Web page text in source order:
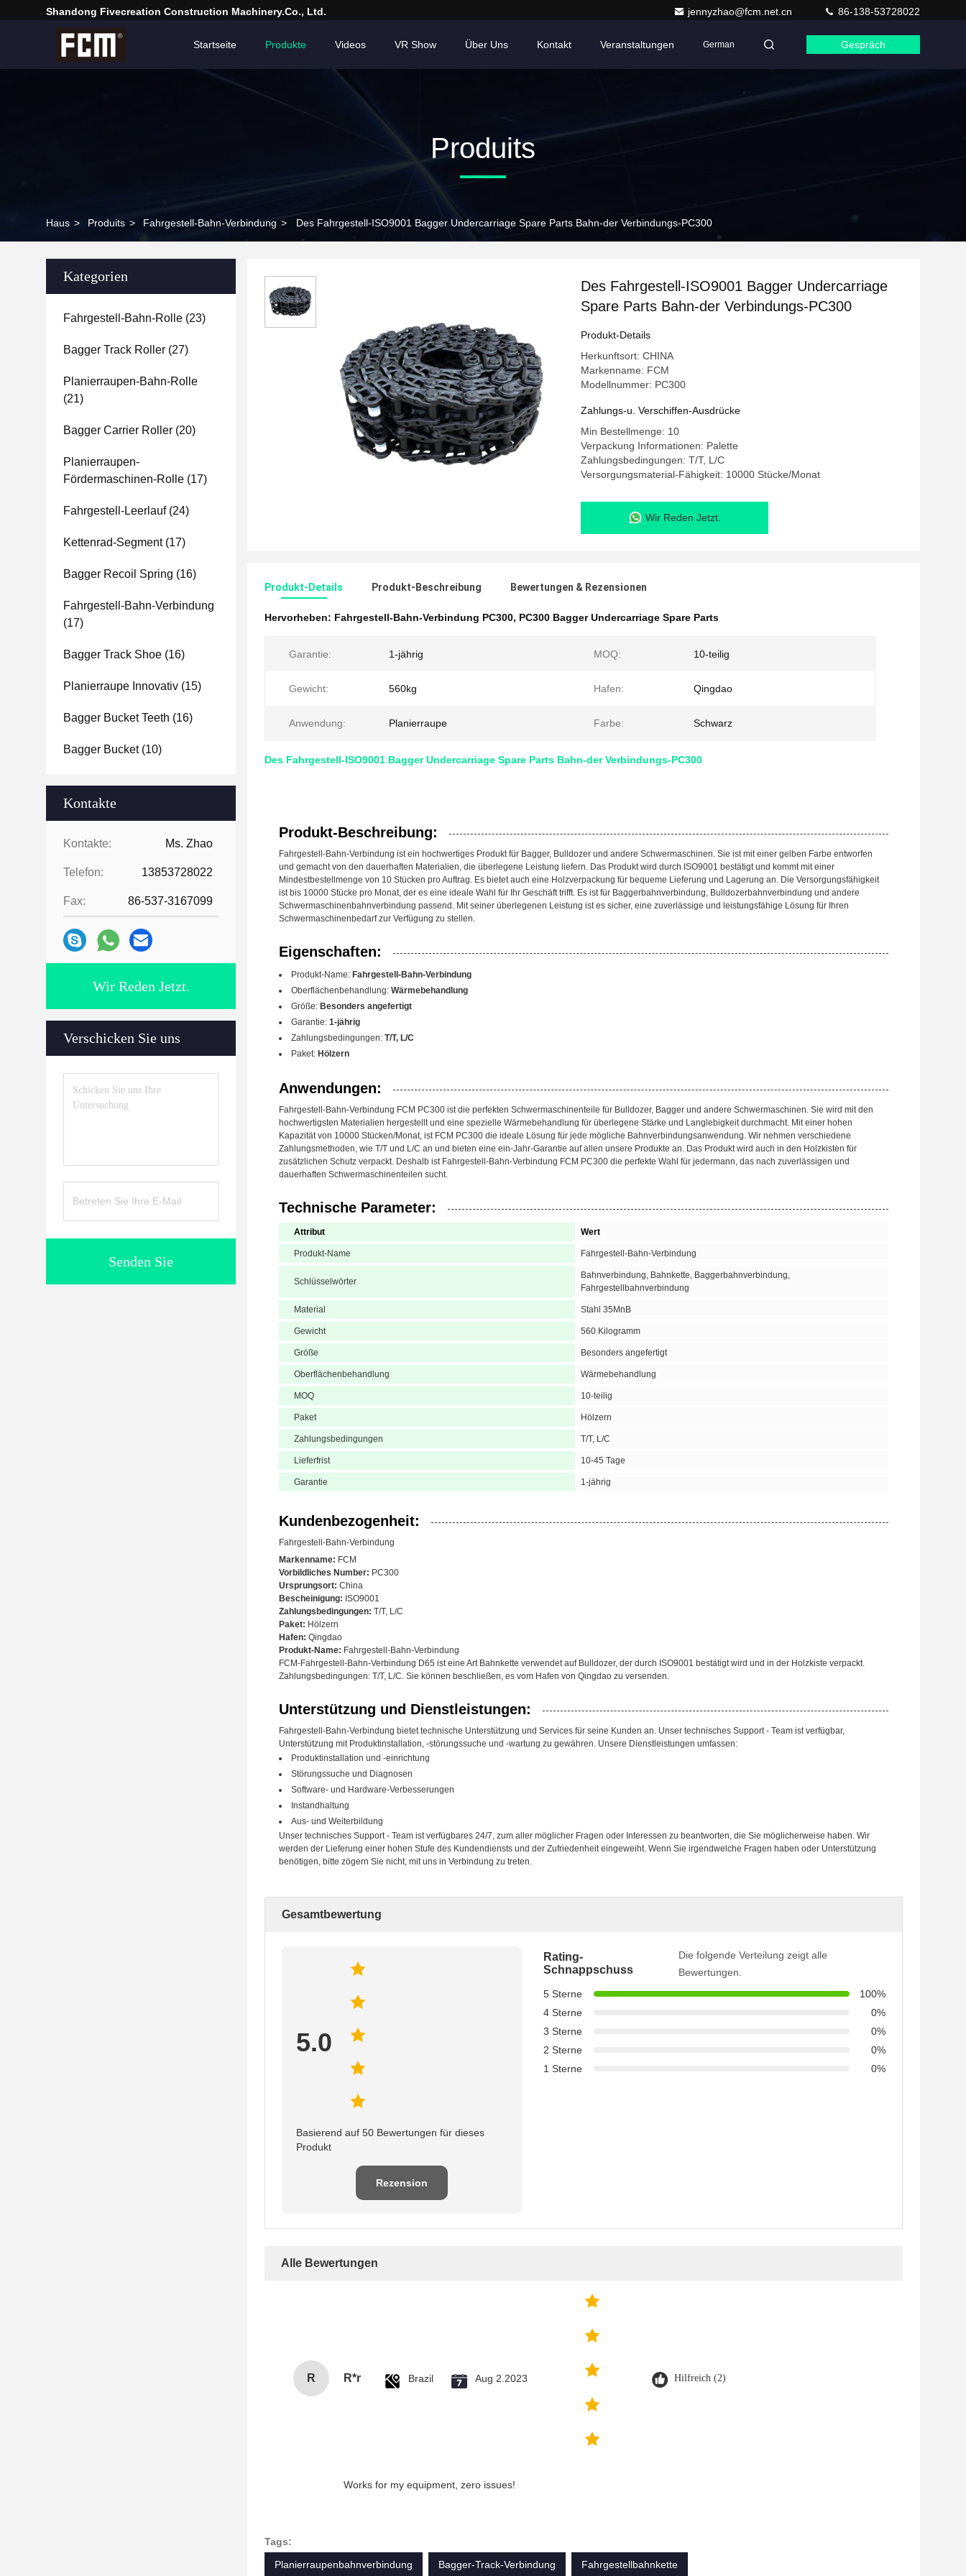
Shandong Fivecreation Construction Machinery.Co., Ltd. jennyzhao@fcm.net.cn 86-138-53728022
Startseite Produkte Videos VR Show Über Uns Kontakt Veranstaltungen German Gespräch
Produits
Haus > Produits > Fahrgestell-Bahn-Verbindung > Des Fahrgestell-ISO9001 Bagger Undercarriage Spare Parts Bahn-der Verbindungs-PC300
Kategorien
Fahrgestell-Bahn-Rolle (23)
Bagger Track Roller (27)
Planierraupen-Bahn-Rolle
(21)
Bagger Carrier Roller (20)
Planierraupen-
Fördermaschinen-Rolle (17)
Fahrgestell-Leerlauf(24)
Kettenrad-Segment(17)
Bagger Recoil Spring (16)
Fahrgestell-Bahn-Verbindung
(17)
Bagger Track Shoe (16)
Planierraupe Innovativ (15)
Bagger Bucket Teeth (16)
Bagger Bucket(10)
Kontakte
Kontakte: Ms. Zhao
Telefon: 13853728022
Fax: 86-537-3167099
Wir Reden Jetzt.
Verschicken Sie uns
Senden Sie
Des Fahrgestell-ISO9001 Bagger Undercarriage
Spare Parts Bahn-der Verbindungs-PC300
Produkt-Details
Herkunftsort: CHINA
Markenname: FCM
Modellnummer: PC300
Zahlungs-u. Verschiffen-Ausdrücke
Min Bestellmenge: 10
Verpackung Informationen: Palette
Zahlungsbedingungen: T/T, L/C
Versorgungsmaterial-Fähigkeit: 10000 Stücke/Monat
Wir Reden Jetzt.
Produkt-Details Produkt-Beschreibung Bewertungen & Rezensionen
Hervorheben: Fahrgestell-Bahn-Verbindung PC300, PC300 Bagger Undercarriage Spare Parts
Garantie: 1-jährig MOQ: 10-teilig
Gewicht: 560kg Hafen: Qingdao
Anwendung: Planierraupe Farbe: Schwarz
Des Fahrgestell-ISO9001 Bagger Undercarriage Spare Parts Bahn-der Verbindungs-PC300
Produkt-Beschreibung:
Fahrgestell-Bahn-Verbindung ist ein hochwertiges Produkt für Bagger, Bulldozer und andere Schwermaschinen. Sie ist mit einer gelben Farbe entworfen
und gemacht von den dauerhaften Materialien, die überlegene Leistung liefern. Das Produkt wird durch ISO9001 bestätigt und kommt mit einer
Mindestbestellmenge von 10 Stücken pro Auftrag. Es bietet auch eine Holzverpackung für bequeme Lieferung und Lagerung an. Die Versorgungsfähigkeit
ist bis 10000 Stücke pro Monat, der es eine ideale Wahl für Ihr Geschäft trifft. Es ist für Baggerbahnverbindung, Bulldozerbahnverbindung und andere
Schwermaschinenbahnverbindung passend. Mit seiner überlegenen Leistung ist es sicher, eine zuverlässige und leistungsfähige Lösung für Ihren
Schwermaschinenbedarf zur Verfügung zu stellen.
Eigenschaften:
Produkt-Name: Fahrgestell-Bahn-Verbindung
Oberflächenbehandlung: Wärmebehandlung
Größe: Besonders angefertigt
Garantie: 1-jährig
Zahlungsbedingungen: T/T, L/C
Paket: Hölzern
Anwendungen:
Fahrgestell-Bahn-Verbindung FCM PC300 ist die perfekten Schwermaschinenteile für Bulldozer, Bagger und andere Schwermaschinen. Sie wird mit den
hochwertigsten Materialien hergestellt und eine spezielle Wärmebehandlung für überlegene Stärke und Langlebigkeit durchmacht. Mit einer hohen
Kapazität von 10000 Stücken/Monat, ist FCM PC300 die ideale Lösung für jede mögliche Bahnverbindungsanwendung. Wir nehmen verschiedene
Zahlungsmethoden, wie T/T und L/C an und bieten eine ein-Jahr-Garantie auf allen unsere Produkte an. Das Produkt wird auch in den Holzkisten für
zusätzlichen Schutz verpackt. Deshalb ist Fahrgestell-Bahn-Verbindung FCM PC300 die perfekte Wahl für jedermann, das nach zuverlässigen und
dauerhaften Schwermaschinenteilen sucht.
Technische Parameter:
Attribut Wert
Produkt-Name Fahrgestell-Bahn-Verbindung
Schlüsselwörter
Bahnverbindung, Bahnkette, Baggerbahnverbindung,
Fahrgestellbahnverbindung
Material Stahl 35MnB
Gewicht 560 Kilogramm
Größe Besonders angefertigt
Oberflächenbehandlung Wärmebehandlung
MOQ 10-teilig
Paket Hölzern
Zahlungsbedingungen T/T, L/C
Lieferfrist 10-45 Tage
Garantie 1-jährig
Kundenbezogenheit:
Fahrgestell-Bahn-Verbindung
Markenname: FCM
Vorbildliches Number: PC300
Ursprungsort: China
Bescheinigung: ISO9001
Zahlungsbedingungen: T/T, L/C
Paket: Hölzern
Hafen: Qingdao
Produkt-Name: Fahrgestell-Bahn-Verbindung
FCM-Fahrgestell-Bahn-Verbindung D65 ist eine Art Bahnkette verwendet auf Bulldozer, der durch ISO9001 bestätigt wird und in der Holzkiste verpackt.
Zahlungsbedingungen: T/T, L/C. Sie können beschließen, es vom Hafen von Qingdao zu versenden.
Unterstützung und Dienstleistungen:
Fahrgestell-Bahn-Verbindung bietet technische Unterstützung und Services für seine Kunden an. Unser technisches Support - Team ist verfügbar,
Unterstützung mit Produktinstallation, -störungssuche und -wartung zu gewähren. Unsere Dienstleistungen umfassen:
Produktinstallation und -einrichtung
Störungssuche und Diagnosen
Software- und Hardware-Verbesserungen
Instandhaltung
Aus- und Weiterbildung
Unser technisches Support - Team ist verfügbares 24/7, zum aller möglicher Fragen oder Interessen zu beantworten, die Sie möglicherweise haben. Wir
werden der Lieferung einer hohen Stufe des Kundendiensts und der Zufriedenheit eingeweiht. Wenn Sie irgendwelche Fragen haben oder Unterstützung
benötigen, bitte zögern Sie nicht, mit uns in Verbindung zu treten.
Gesamtbewertung
5.0
Basierend auf 50 Bewertungen für dieses
Produkt
Rezension
Rating-
Schnappschuss
Die folgende Verteilung zeigt alle
Bewertungen.
5 Sterne
100%
4 Sterne
0%
3 Sterne
0%
2 Sterne
0%
1 Sterne
0%
Alle Bewertungen
R R*r Brazil Aug 2.2023 Hilfreich (2)
Works for my equipment, zero issues!
Tags:
Planierraupenbahnverbindung
Bagger-Track-Verbindung Fahrgestellbahnkette